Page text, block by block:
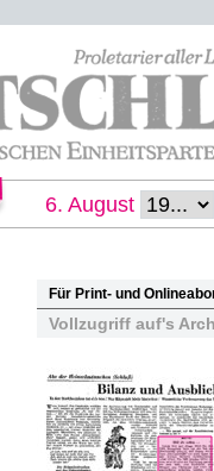
6. August
Für Print- und
Vollzugriff auf's